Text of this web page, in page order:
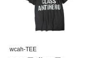
wcah-TEE